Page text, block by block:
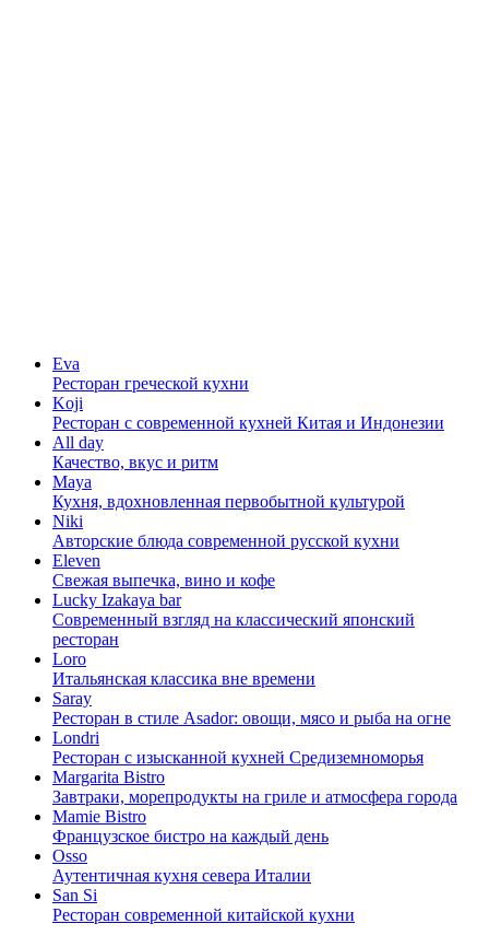
Eva
Ресторан греческой кухни
Koji
Ресторан с cовременной кухней Китая и Индонезии
All day
Качество, вкус и ритм
Maya
Кухня, вдохновленная первобытной культурой
Niki
Авторские блюда современной русской кухни
Eleven
Свежая выпечка, вино и кофе
Lucky Izakaya bar
Современный взгляд на классический японский
ресторан
Loro
Итальянская классика вне времени
Saray
Ресторан в стиле Asador: овощи, мясо и рыба на огне
Londri
Ресторан с изысканной кухней Средиземноморья
Margarita Bistro
Завтраки, морепродукты на гриле и атмосфера города
Mamie Bistro
Французское бистро на каждый день
Osso
Аутентичная кухня севера Италии
San Si
Ресторан современной китайской кухни